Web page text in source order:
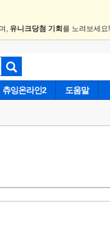
, 유니크당첨 기회 를 노려보세
츄잉온라인2 도움말